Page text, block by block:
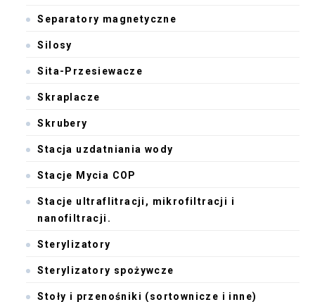
Separatory magnetyczne
Silosy
Sita-Przesiewacze
Skraplacze
Skrubery
Stacja uzdatniania wody
Stacje Mycia COP
Stacje ultraflitracji, mikrofiltracji i
nanofiltracji.
Sterylizatory
Sterylizatory spożywcze
Stoły i przenośniki (sortownicze i inne)